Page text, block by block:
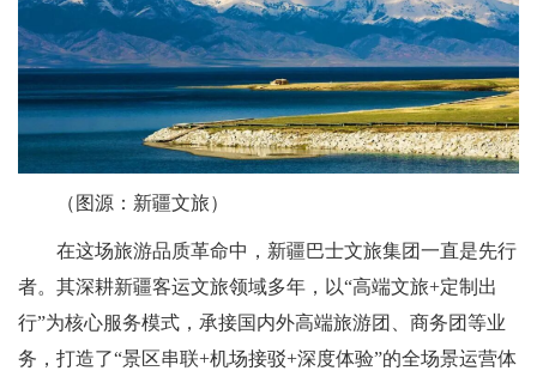
（图源：新疆文旅）
在这场旅游品质革命中，新疆巴士文旅集团一直是先行
者。其深耕新疆客运文旅领域多年，以“高端文旅+定制出
行”为核心服务模式，承接国内外高端旅游团、商务团等业
务，打造了“景区串联+机场接驳+深度体验”的全场景运营体